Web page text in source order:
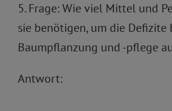
5. Frage: Wie viel Mittel und
sie benötigen, um die Defizite
Baumpflanzung und -pflege
Antwort: